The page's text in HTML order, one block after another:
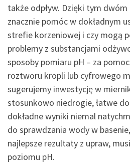
także odpływ. Dzięki tym
znacznie pomóc w dokładnym
strefie korzeniowej i czy mogą
problemy z substancjami
sposoby pomiaru pH – za
roztworu kropli lub cyfrowego
sugerujemy inwestycję w
stosunkowo niedrogie, łatwe
dokładne wyniki niemal
do sprawdzania wody w
najlepsze rezultaty z upraw,
poziomu pH.